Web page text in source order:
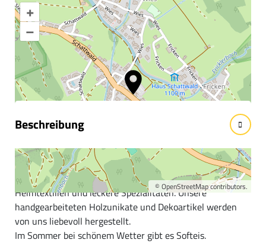
+
–
© OpenStreetMapcontributors.
Karte vergrößern
Informationen &
Wissenswertes
Beschreibung
Gemütliches Plätzle.
Café, Deko, Geschenkideen, Naturkosmetik sowie
Heimtextilien und leckere Spezialitäten. Unsere
handgearbeiteten Holzunikate und Dekoartikel werden
von uns liebevoll hergestellt.
Im Sommer bei schönem Wetter gibt es Softeis.